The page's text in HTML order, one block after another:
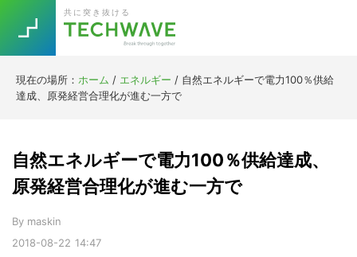
primary
navigation
main
content
primary
sidebar
footer
共に突き抜ける
現在の場所： ホーム / エネルギー / 自然エネルギーで電力100％供給
達成、原発経営合理化が進む一方で
2018-08-22 14:47
自然エネルギーで電力100％供給達成、
原発経営合理化が進む一方で
By maskin
TOPICS
RE:LIFE
[Startup]
Trend 今話題の注目キーワード
5G Asana テレワーク